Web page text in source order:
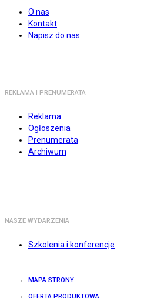
O nas
Kontakt
Napisz do nas
REKLAMA I PRENUMERATA
Reklama
Ogłoszenia
Prenumerata
Archiwum
NASZE WYDARZENIA
Szkolenia i konferencje
MAPA STRONY